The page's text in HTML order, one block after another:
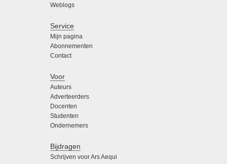
Weblogs
Service
Mijn pagina
Abonnementen
Contact
Voor
Auteurs
Adverteerders
Docenten
Studenten
Ondernemers
Bijdragen
Schrijven voor Ars Aequi